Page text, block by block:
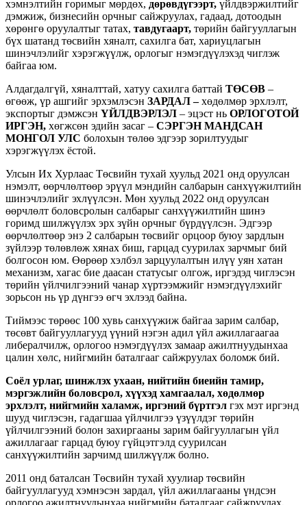
хэмнэлтийн горимыг мөрдөх, дөрөвдүгээрт, үйлдвэржилтийг
дэмжиж, бизнесийн орчныг сайжруулах, гадаад, дотоодын
хөрөнгө оруулалтыг татах, тавдугаарт, төрийн байгууллагын
бүх шатанд төсвийн хяналт, сахилга бат, хариуцлагын
шинэчлэлийг хэрэгжүүлж, орлогыг нэмэгдүүлэхэд чиглэж
байгаа юм.
Алдагдалгүй, хяналттай, хатуу сахилга баттай ТӨСӨВ –
өгөөж, үр ашгийг эрхэмлэсэн ЗАРДАЛ –хөдөлмөр эрхлэлт,
экспортыг дэмжсэн ҮЙЛДВЭРЛЭЛ – эцэст нь ОРЛОГОТОЙ
ИРГЭН, хөгжсөн эдийн засаг – СЭРГЭН МАНДСАН
МОНГОЛ УЛС болохын төлөө эдгээр зорилтуудыг
хэрэгжүүлэх ёстой.
Улсын Их Хурлаас Төсвийн тухай хуульд 2021 онд оруулсан
нэмэлт, өөрчлөлтөөр эрүүл мэндийн салбарын санхүүжилтийн
шинэчлэлийг эхлүүлсэн. Мөн хуульд 2022 онд оруулсан
өөрчлөлт боловсролын салбарыг санхүүжилтийн шинэ
горимд шилжүүлэх эрх зүйн орчныг бүрдүүлсэн. Эдгээр
өөрчлөлтөөр энэ 2 салбарын төсвийг орцоор буюу зардлын
зүйлээр төлөвлөж хянах биш, гарцад суурилах зарчмыг бий
болгосон юм. Өөрөөр хэлбэл зарцуулалтын илүү уян хатан
механизм, хагас бие даасан статусыг олгож, иргэдэд чиглэсэн
төрийн үйлчилгээний чанар хүртээмжийг нэмэгдүүлэхийг
зорьсон нь үр дүнгээ өгч эхлээд байна.
Тиймээс төрөөс 100 хувь санхүүжиж байгаа зарим салбар,
төсөвт байгууллагууд үүний нэгэн адил үйл ажиллагаагаа
либералчилж, орлогоо нэмэгдүүлэх замаар ажилтнуудынхаа
цалин хөлс, нийгмийн баталгааг сайжруулах боломж бий.
Соёл урлаг, шинжлэх ухаан, нийтийн биеийн тамир,
мэргэжлийн боловсрол, хүүхэд хамгаалал, хөдөлмөр
эрхлэлт, нийгмийн халамж, иргэний бүртгэл гэх мэт иргэнд
шууд чиглэсэн, гадагшаа үйлчилгээ үзүүлдэг төрийн
үйлчилгээний болон захиргааны зарим байгууллагын үйл
ажиллагааг гарцад буюу гүйцэтгэлд суурилсан
санхүүжилтийн зарчимд шилжүүлж болно.
2011 онд баталсан Төсвийн тухай хуулиар төсвийн
байгууллагууд хэмнэсэн зардал, үйл ажиллагааны үндсэн
орлогоо ажилтнуудынхаа нийгмийн баталгааг сайжруулах,